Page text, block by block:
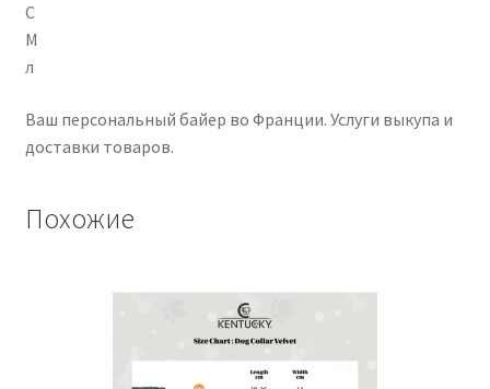
С
М
л
Ваш персональный байер во Франции. Услуги выкупа и
доставки товаров.
Похожие